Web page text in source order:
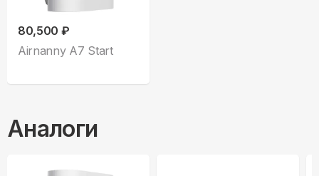
80,500 ₽
Airnanny A7 Start
Аналоги